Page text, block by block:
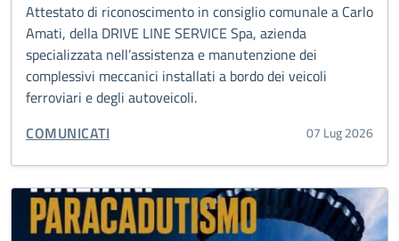
Attestato di riconoscimento in consiglio comunale a Carlo
Amati, della DRIVE LINE SERVICE Spa, azienda
specializzata nell’assistenza e manutenzione dei
complessivi meccanici installati a bordo dei veicoli
ferroviari e degli autoveicoli.
CATEGORIA CORRELATA:
COMUNICATI 07 Lug 2026